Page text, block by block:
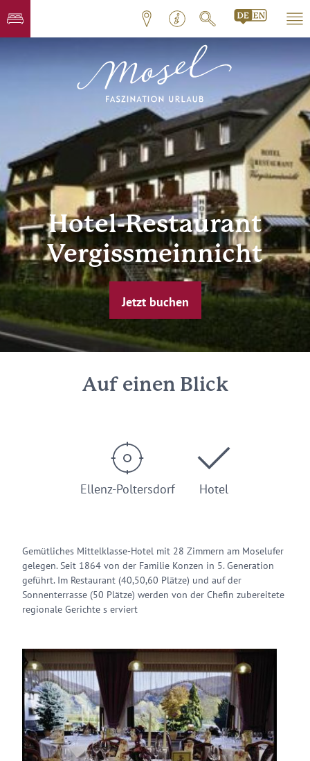
Hotel-Restaurant
Vergissmeinnicht
Jetzt buchen
Auf einen Blick
Ellenz-Poltersdorf Hotel
Gemütliches Mittelklasse-Hotel mit 28 Zimmern am Moselufer
gelegen. Seit 1864 von der Familie Konzen in 5. Generation
geführt. Im Restaurant (40,50,60 Plätze) und auf der
Sonnenterrasse (50 Plätze) werden von der Chefin zubereitete
regionale Gerichte s erviert